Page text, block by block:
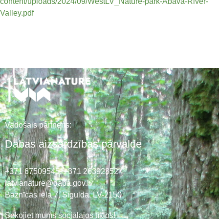
Valley.pdf
Vadošais partneris:
Dabas aizsardzības pārvalde
+371 67509545,+371 26392352
latvianature@daba.gov.lv
Baznīcas iela 7, Sigulda, LV-2150
Sekojiet mums sociālajos tīklos!